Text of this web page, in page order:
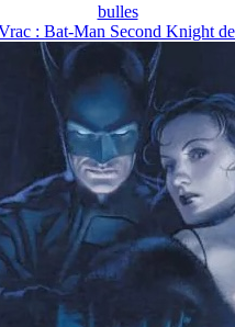
bulles
: Bat-Man Second Knight